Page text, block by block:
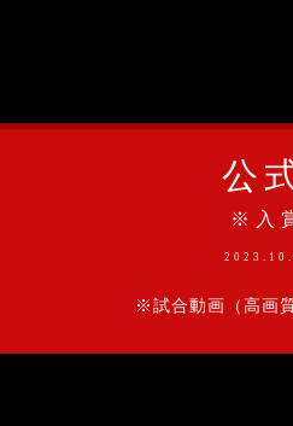
公
※入
※試合動画（高画